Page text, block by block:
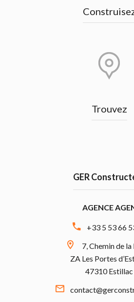
Trouvez
GER
AGENCE
+33 5 53 66
7, Chemin de la
ZA Les Portes
47310 Estillac